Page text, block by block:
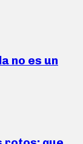
no es un